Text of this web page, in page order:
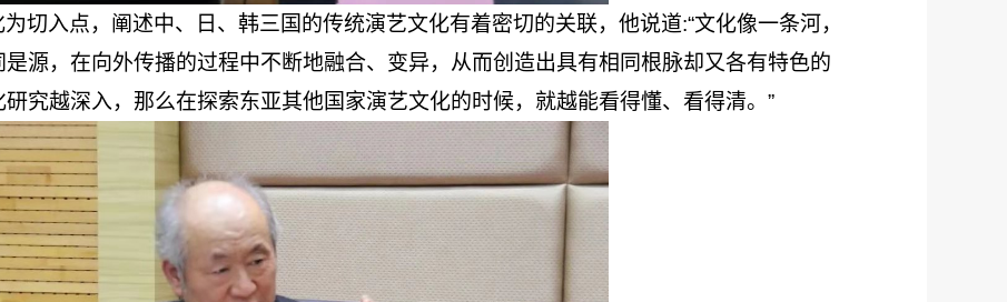
切入点，阐述中、日、韩三国的传统演艺文化有着密切的关联，他说道:“文化像一条河，
源，在向外传播的过程中不断地融合、变异，从而创造出具有相同根脉却又各有特色的
究越深入，那么在探索东亚其他国家演艺文化的时候，就越能看得懂、看得清。”